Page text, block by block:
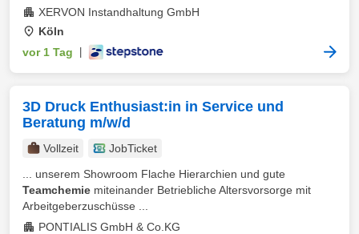
XERVON Instandhaltung GmbH
Köln
vor 1 Tag
3D Druck Enthusiast:in in Service und
Beratung m/w/d
Vollzeit
JobTicket
... unserem Showroom Flache Hierarchien und gute
Teamchemie miteinander Betriebliche Altersvorsorge mit
Arbeitgeberzuschüsse ...
PONTIALIS GmbH & Co.KG